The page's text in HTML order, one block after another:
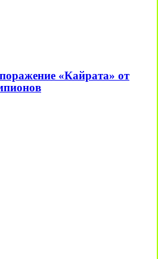
«Кайрата» от